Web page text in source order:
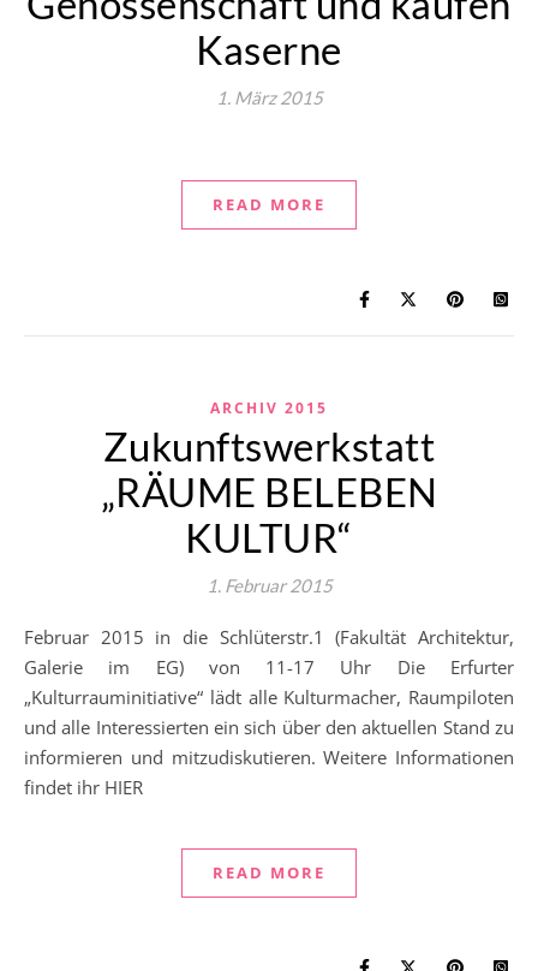
Kaserne
1. März 2015
READ MORE
ARCHIV 2015
Zukunftswerkstatt
„RÄUME BELEBEN
KULTUR“
1. Februar 2015
Februar 2015 in die Schlüterstr.1 (Fakultät Architektur,
Galerie im EG) von 11-17 Uhr Die Erfurter
„Kulturrauminitiative“ lädt alle Kulturmacher, Raumpiloten
und alle Interessierten ein sich über den aktuellen Stand zu
informieren und mitzudiskutieren. Weitere Informationen
findet ihr HIER
READ MORE